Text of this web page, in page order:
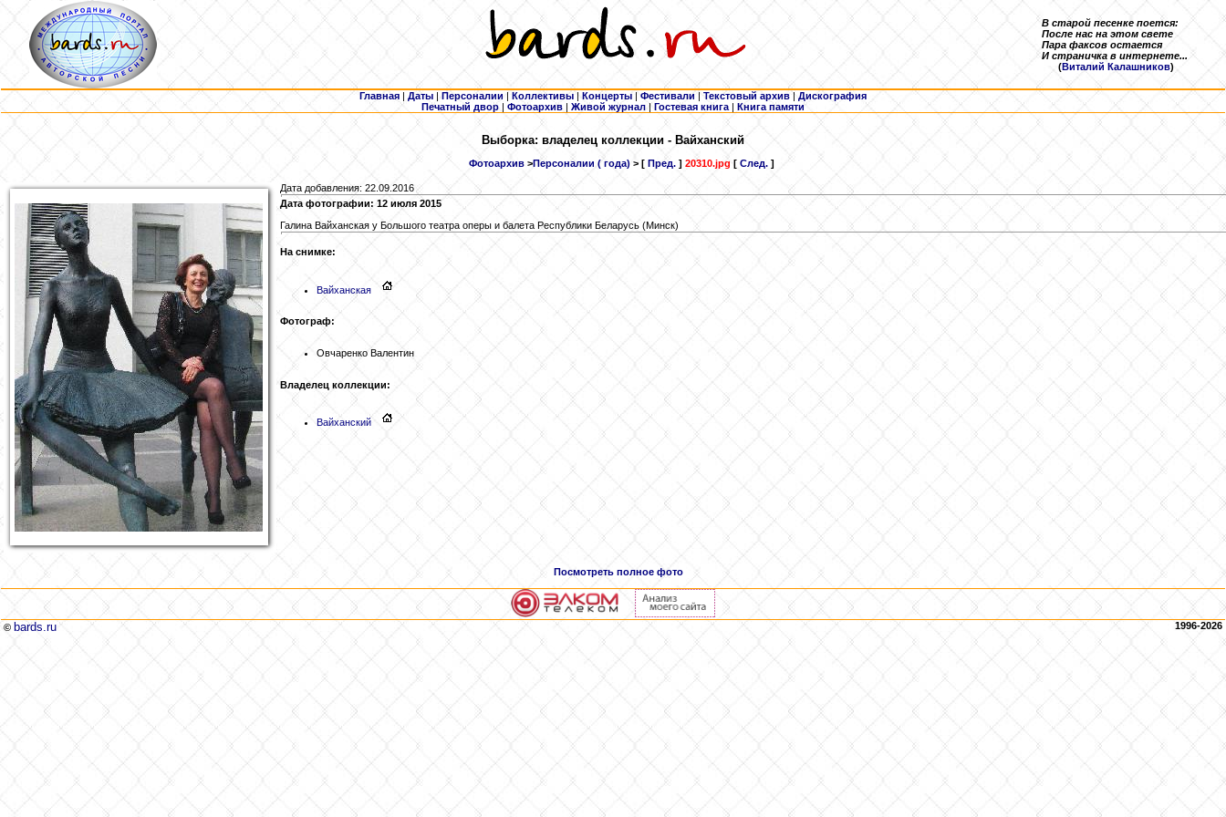
В старой песенке поется:
После нас на этом свете
Пара факсов остается
И страничка в интернете...
(Виталий Калашников)
Главная | Даты | Персоналии | Коллективы | Концерты | Фестивали | Текстовый архив | Дискография
Печатный двор | Фотоархив | Живой журнал |Гостевая книга | Книга памяти
Выборка: владелец коллекции - Вайханский
Фотоархив>Персоналии ( года)> [ Пред.] 20310.jpg [ След.]
Дата добавления: 22.09.2016
Дата фотографии: 12 июля 2015
Галина Вайханская у Большого театра оперы и балета Республики Беларусь (Минск)
На снимке:
Вайханская
Фотограф:
Овчаренко Валентин
Владелец коллекции:
Вайханский
Посмотреть полное фото
© bards.ru 1996-2026